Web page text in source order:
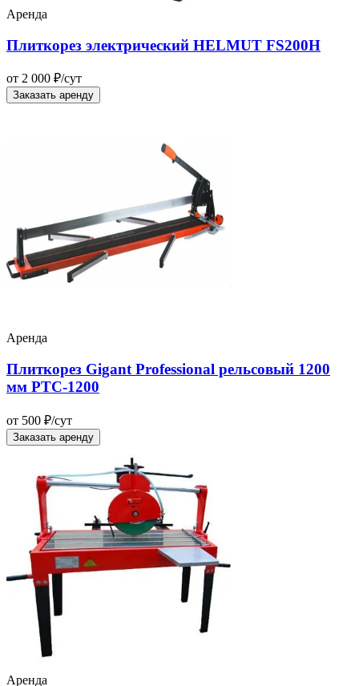
Аренда
Плиткорез электрический HELMUT FS200H
от 2 000 ₽/сут
Заказать аренду
Аренда
Плиткорез Gigant Professional рельсовый 1200
мм PTC-1200
от 500 ₽/сут
Заказать аренду
Аренда